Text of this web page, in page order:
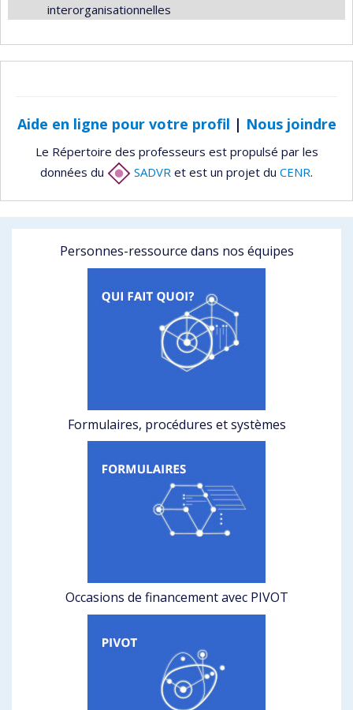
interorganisationnelles
Aide en ligne pour votre profil | Nous joindre
Le Répertoire des professeurs est propulsé par les
données du
SADVR et est un projet du CENR.
Personnes-ressource dans nos équipes
Formulaires, procédures et systèmes
Occasions de financement avec PIVOT